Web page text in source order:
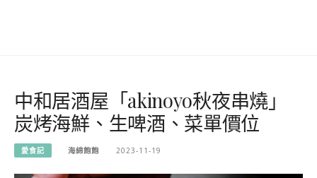
中和居酒屋「akinoyo秋夜串燒」
炭烤海鮮、生啤酒、菜單價位
愛食記 海綿飽飽 2023-11-19